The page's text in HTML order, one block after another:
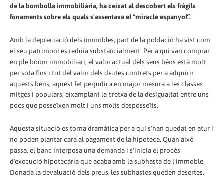
de la bombolla immobiliària, ha deixat al descobert els fràgils
fonaments sobre els quals s'assentava el “miracle espanyol”.
Amb la depreciació dels immobles, part de la població ha vist com
el seu patrimoni es reduïa substancialment. Per a qui van comprar
en ple boom immobiliari, el valor actual dels seus béns està molt
per sota fins i tot del valor dels deutes contrets per a adquirir
aquests béns, aquest fet perjudica en major mesura a les classes
mitges i populars, eixamplant la bretxa de la desigualtat entre uns
pocs que posseïxen molt i uns molts desposseïts.
Aquesta situació es torna dramàtica per a qui s'han quedat en atur i
no poden plantar cara al pagament de la hipoteca. Quan això
passa, el banc interposa una demanda i s'inicia el procés
d'execució hipotecària que acaba amb la subhasta de l'immoble.
Donada la devaluació dels preus, les subhastes queden desertes.